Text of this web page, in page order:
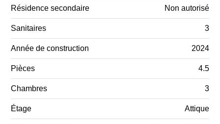
Résidence secondaire Non autorisé
Sanitaires 3
Année de construction 2024
Pièces 4.5
Chambres 3
Étage Attique